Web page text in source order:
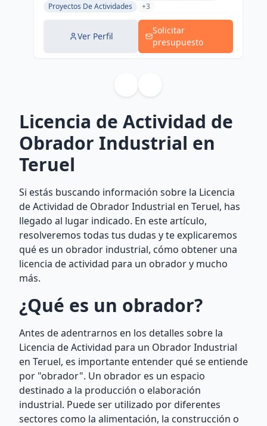
Proyectos De Actividades
+3
Ver Perfil
Solicitar
presupuesto
Licencia de Actividad de
Obrador Industrial en
Teruel
Si estás buscando información sobre la Licencia
de Actividad de Obrador Industrial en Teruel, has
llegado al lugar indicado. En este artículo,
resolveremos todas tus dudas y te explicaremos
qué es un obrador industrial, cómo obtener una
licencia de actividad para un obrador y mucho
más.
¿Qué es un obrador?
Antes de adentrarnos en los detalles sobre la
Licencia de Actividad para un Obrador Industrial
en Teruel, es importante entender qué se entiende
por "obrador". Un obrador es un espacio
destinado a la producción o elaboración
industrial. Puede ser utilizado por diferentes
sectores como la alimentación, la construcción o